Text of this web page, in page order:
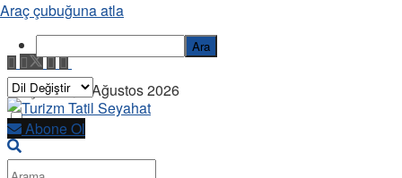
Perşembe, 6 Ağustos 2026
Abone Ol
Araç çubuğuna atla
Ara